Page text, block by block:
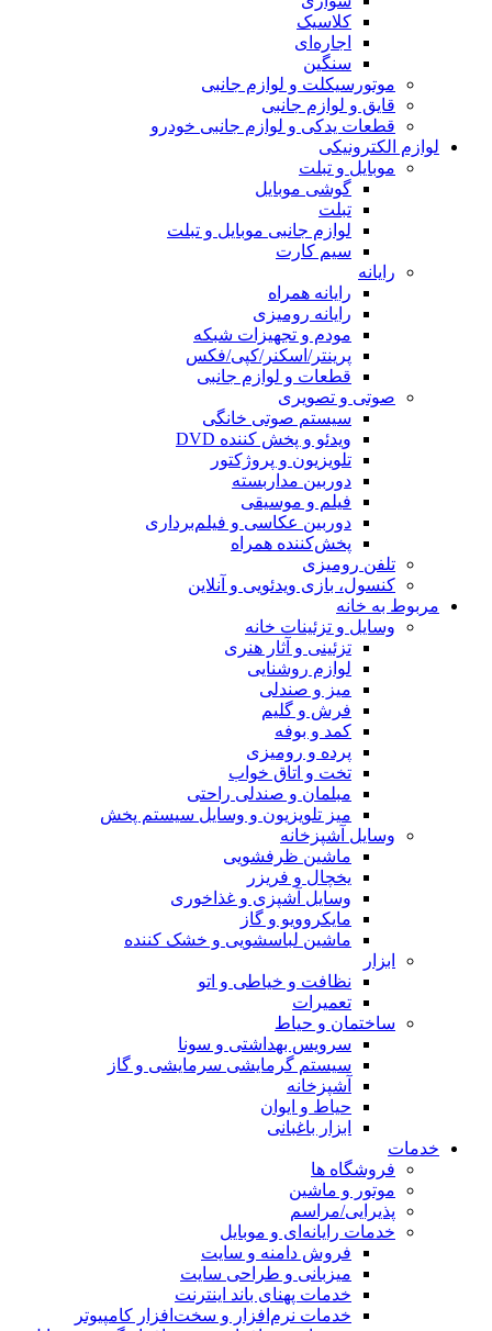
کلاسیک
اجاره‌ای
سنگین
موتورسیکلت و لوازم جانبی
قایق و لوازم جانبی
قطعات یدکی و لوازم جانبی خودرو
لوازم الکترونیکی
موبایل و تبلت
گوشی موبایل
تبلت
لوازم جانبی موبایل و تبلت
سیم کارت
رایانه
رایانه همراه
رایانه رومیزی
مودم و تجهیزات شبکه
پرینتر/اسکنر/کپی/فکس
قطعات و لوازم جانبی
صوتی و تصویری
سیستم صوتی خانگی
ویدئو و پخش کننده DVD
تلویزیون و پروژکتور
دوربین مداربسته
فیلم و موسیقی
دوربین عکاسی و فیلم‌برداری
پخش‌کننده همراه
تلفن رومیزی
کنسول، بازی‌ ویدئویی و آنلاین
مربوط به خانه
وسایل و تزئینات خانه
تزئینی و آثار هنری
لوازم روشنایی
میز و صندلی
فرش و گلیم
کمد و بوفه
پرده و رومیزی
تخت و اتاق خواب
مبلمان و صندلی راحتی
میز تلویزیون و وسایل سیستم پخش
وسایل آشپزخانه
ماشین ظرفشویی
یخچال و فریزر
وسایل آشپزی و غذاخوری
مایکروویو و گاز
ماشین لباسشویی و خشک کننده
ابزار
نظافت و خیاطی و اتو
تعمیرات
ساختمان و حیاط
سرویس بهداشتی و سونا
سیستم گرمایشی سرمایشی و گاز
آشپزخانه
حیاط و ایوان
ابزار باغبانی
خدمات
فروشگاه ها
موتور و ماشین
پذیرایی/مراسم
خدمات رایانه‌ای و موبایل
فروش دامنه و سایت
میزبانی و طراحی سایت
خدمات پهنای باند اینترنت
خدمات نرم‌افزار و سخت‌افزار کامپیوتر